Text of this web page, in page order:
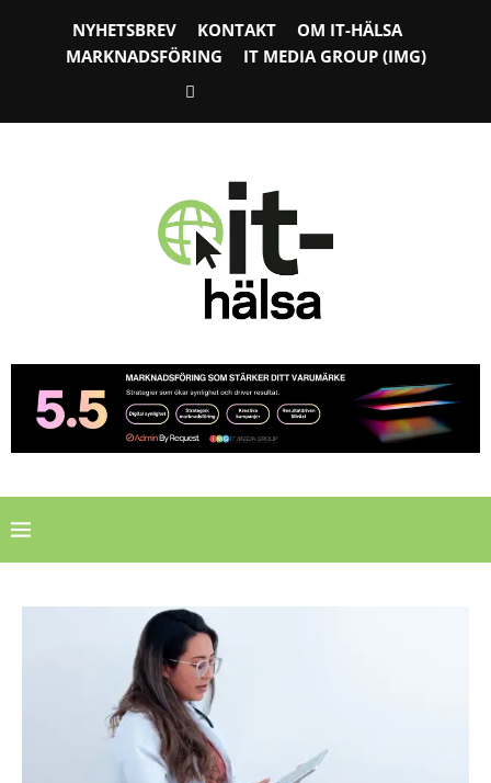
NYHETSBREV KONTAKT
OM IT-HÄLSA
MARKNADSFÖRING
IT MEDIA GROUP (IMG)